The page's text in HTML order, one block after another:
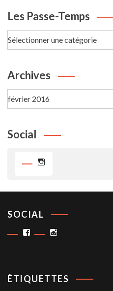
Les Passe-Temps
Archives
Social
SOCIAL
Facebook
ÉTIQUETTES